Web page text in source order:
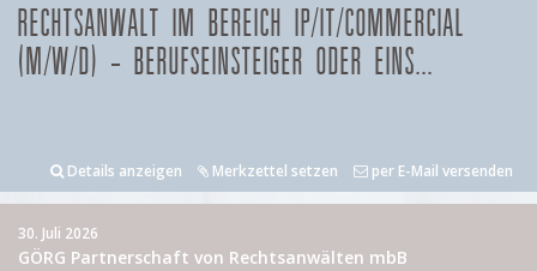
RECHTSANWALT IM BEREICH IP/IT/COMMERCIAL
(M/W/D) – BERUFSEINSTEIGER ODER EINS...
Details anzeigen Merkzettel setzen per E-Mail versenden
30. Juli 2026
GÖRG Partnerschaft von Rechtsanwälten mbB